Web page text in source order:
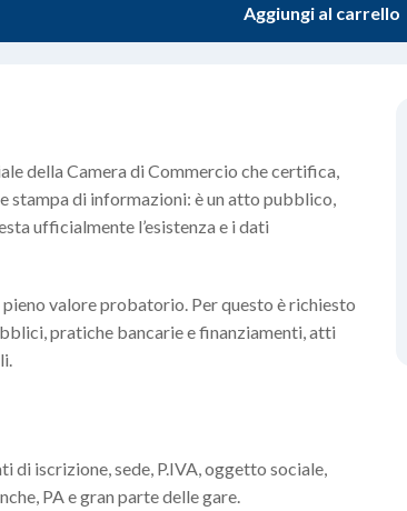
Aggiungi al carrello
della Camera di Commercio che certifica,
stampa di informazioni: è un atto pubblico,
ufficialmente l’esistenza e i dati
valore probatorio. Per questo è richiesto
pratiche bancarie e finanziamenti, atti
di iscrizione, sede, P.IVA, oggetto sociale,
PA e gran parte delle gare.